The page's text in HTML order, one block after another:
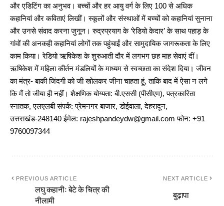
और एडिटिंग का अनुभव। बच्चों और हर आयु वर्ग के लिए 100 से अधिक
कहानियां और कविताएं लिखीं। स्कूलों और संस्थाओं में बच्चों को कहानियां सुनाना
और उनसे संवाद करना जुनून। रुद्रप्रयाग के ‘रेडियो केदार’ के साथ पहाड़ के
गांवों की अनकही कहानियां लोगों तक पहुंचाईं और सामुदायिक जागरूकता के लिए
काम किया। रेडियो ऋषिकेश के शुरुआती दौर में लगभग छह माह सेवाएं दीं।
ऋषिकेश में महिला कीर्तन मंडलियों के माध्यम से स्वच्छता का संदेश दिया। जीवन
का मंत्र- बाकी जिंदगी को जी खोलकर जीना चाहता हूं, ताकि बाद में ऐसा न लगे
कि मैं तो जीया ही नहीं। शैक्षणिक योग्यता: बी.एससी (पीसीएम), पत्रकारिता
स्नातक, एलएलबी संपर्क: प्रेमनगर बाजार, डोईवाला, देहरादून,
उत्तराखंड-248140 ईमेल: rajeshpandeydw@gmail.com फोन: +91
9760097344
PREVIOUS ARTICLE
लघु कहानीः बेटे के चित्र की
नीलामी
NEXT ARTICLE
बुढ़ापा